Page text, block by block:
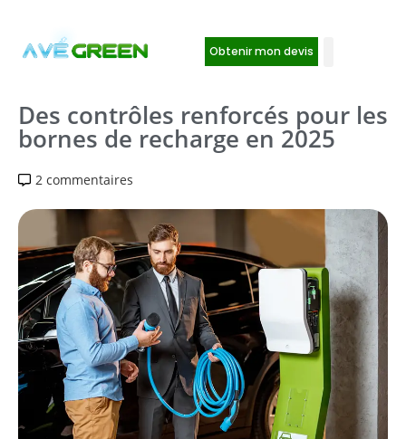
Obtenir mon devis
Des contrôles renforcés pour les
bornes de recharge en 2025
2 commentaires